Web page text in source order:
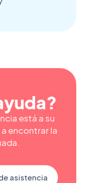
está a su
encontrar la
asistencia